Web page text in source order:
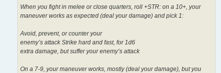
When you fight in melee or close quarters, roll +STR: on a 10+, your
maneuver works as expected (deal your damage) and pick 1:
Avoid, prevent, or counter your
enemy’s attack Strike hard and fast, for 1d6
extra damage, but suffer your enemy’s attack
On a 7-9, your maneuver works, mostly (deal your damage), but you